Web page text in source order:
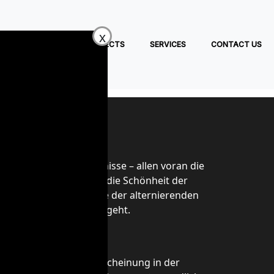
x
PROJECTS SERVICES CONTACT US
Geheimnisse – allen voran die
offenbart nicht nur die Schönheit der
– insbesondere der alternierenden
Werte hinausgeht.
Analysis. Ihre Erscheinung in der